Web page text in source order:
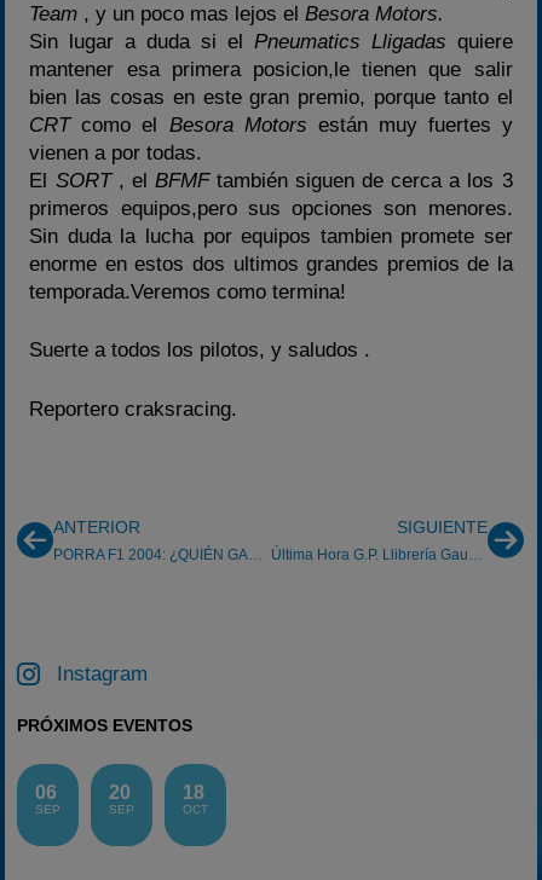
Team , y un poco mas lejos elBesora Motors.
Sin lugar a duda si el Pneumatics Lligadas quiere
mantener esa primera posicion,le tienen que salir
bien las cosas en este gran premio, porque tanto el
CRTcomo el Besora Motors están muy fuertes y
vienen a por todas.
El SORT, el BFMFtambién siguen de cerca a los 3
primeros equipos,pero sus opciones son menores.
Sin duda la lucha por equipos tambien promete ser
enorme en estos dos ultimos grandes premios de la
temporada.Veremos como termina!
Suerte a todos los pilotos, y saludos .
Reportero craksracing.
ANTERIOR
PORRA F1 2004: ¿QUIÉN GANARÁ?
SIGUIENTE
Última Hora G.P. Llibrería Gaudí del Vendrell
Instagram
PRÓXIMOS EVENTOS
06
SEP
20
SEP
18
OCT